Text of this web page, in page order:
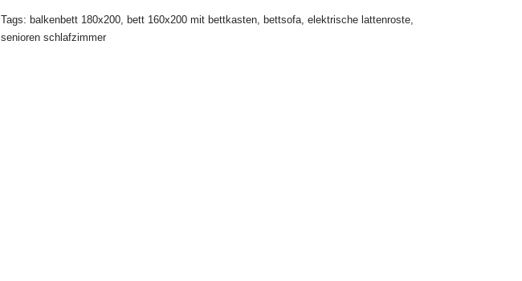
Tags: balkenbett 180x200, bett 160x200 mit bettkasten, bettsofa, elektrische lattenroste,
senioren schlafzimmer